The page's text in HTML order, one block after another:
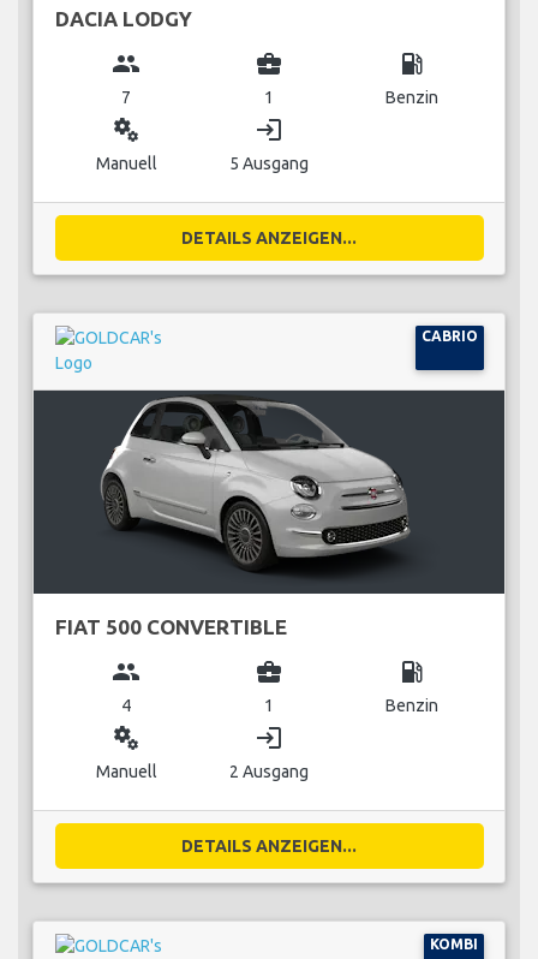
DACIA LODGY
group
7
business_center
1
local_gas_station
Benzin
miscellaneous_services
Manuell
login
5 Ausgang
DETAILS ANZEIGEN...
CABRIO
FIAT 500 CONVERTIBLE
group
4
business_center
1
local_gas_station
Benzin
miscellaneous_services
Manuell
login
2 Ausgang
DETAILS ANZEIGEN...
KOMBI